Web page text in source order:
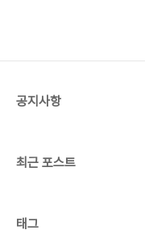
공지사항
최근 포스트
태그